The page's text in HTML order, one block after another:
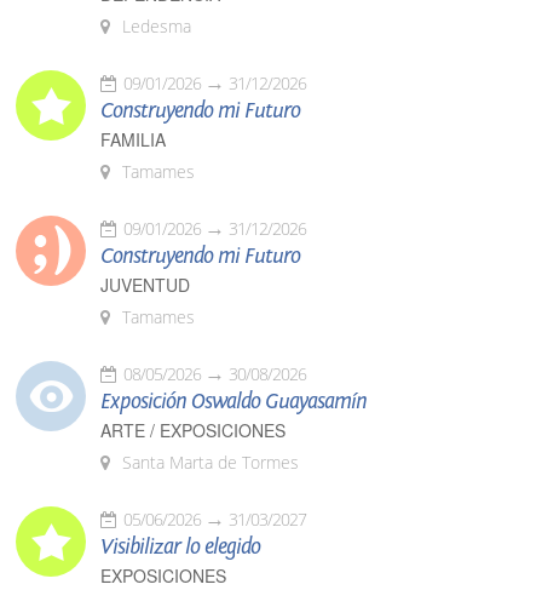
Ledesma
09/01/2026 31/12/2026
Construyendo mi Futuro
FAMILIA
Tamames
09/01/2026 31/12/2026
Construyendo mi Futuro
JUVENTUD
Tamames
08/05/2026 30/08/2026
Exposición Oswaldo Guayasamín
ARTE / EXPOSICIONES
Santa Marta de Tormes
05/06/2026 31/03/2027
Visibilizar lo elegido
EXPOSICIONES